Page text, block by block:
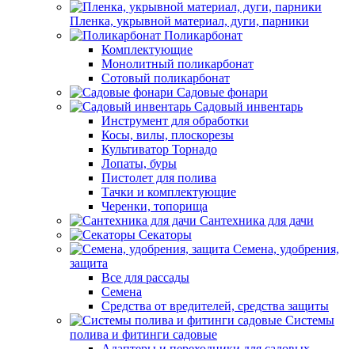
Пленка, укрывной материал, дуги, парники
Поликарбонат
Комплектующие
Монолитный поликарбонат
Сотовый поликарбонат
Садовые фонари
Садовый инвентарь
Инструмент для обработки
Косы, вилы, плоскорезы
Культиватор Торнадо
Лопаты, буры
Пистолет для полива
Тачки и комплектующие
Черенки, топорища
Сантехника для дачи
Секаторы
Семена, удобрения,
защита
Все для рассады
Семена
Средства от вредителей, средства защиты
Системы
полива и фитинги садовые